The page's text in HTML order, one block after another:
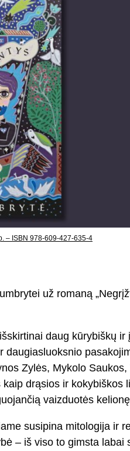
– ISBN 978-609-427-635-4
už romaną
daug kūrybiškų ir
Zylės, Mykolo Saukos,
drąsios ir kokybiškos
vaizduotės
susipina mitologija ir
– iš viso to gimsta labai